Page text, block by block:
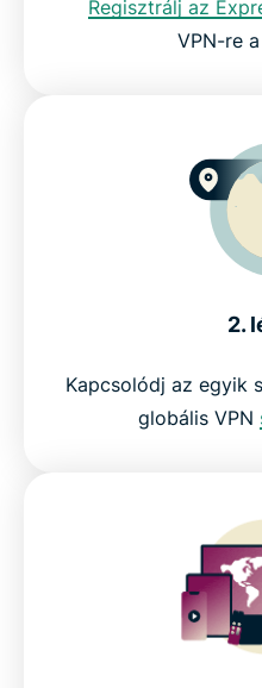
Működnek ingyenes
Próbáld ki a legjobb
Regisztrálj az
VPN-re
2.
Kapcsolódj az egyik
globális VPN